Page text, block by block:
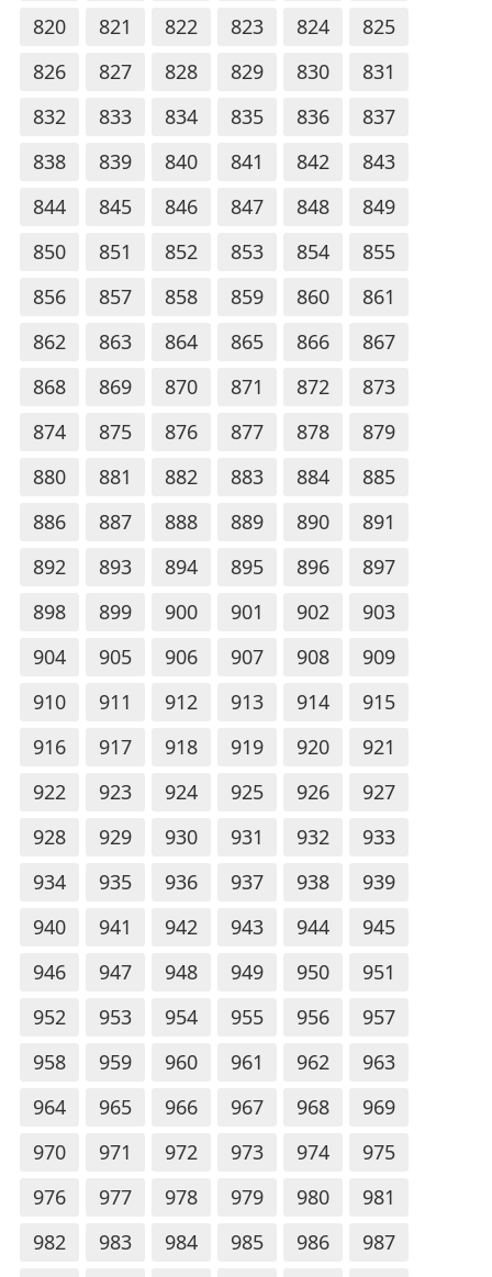
820
821 822 823 824
825
826
827 828 829 830
831
832
833 834 835 836
837
838
839 840 841 842
843
844
845 846 847 848
849
850
851 852 853 854
855
856
857 858 859 860
861
862
863 864 865 866
867
868
869 870 871 872
873
874
875 876 877 878
879
880
881 882 883 884
885
886
887 888 889 890
891
892
893 894 895 896
897
898
899 900 901 902
903
904
905 906 907 908
909
910
911 912 913 914
915
916
917 918 919 920
921
922
923 924 925 926
927
928
929 930 931 932
933
934
935 936 937 938
939
940
941 942 943 944
945
946
947 948 949 950
951
952
953 954 955 956
957
958
959 960 961 962
963
964
965 966 967 968
969
970
971 972 973 974
975
976
977 978 979 980
981
982
983 984 985 986
987